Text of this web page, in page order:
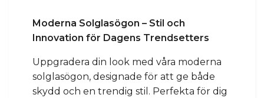
Moderna Solglasögon – Stil och
Innovation för Dagens Trendsetters
Uppgradera din look med våra moderna
solglasögon, designade för att ge både
skydd och en trendig stil. Perfekta för dig